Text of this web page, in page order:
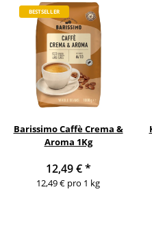
BESTSELLER
Barissimo Caffè Crema &
Aroma 1Kg
12,49 €*
12,49 € pro 1 kg